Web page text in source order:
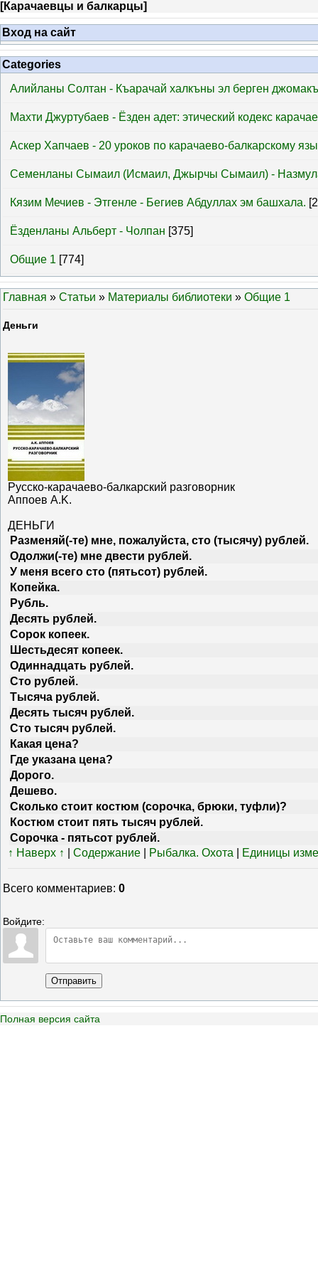
[Карачаевцы и балкарцы]
Вход на сайт
Categories
Алийланы Солтан - Къарачай халкъны эл берген
Махти Джуртубаев - Ёзден адет: этический кодекс
Аскер Хапчаев - 20 уроков по карачаево-балкарскому
Семенланы Сымаил (Исмаил, Джырчы Сымаил) -
Кязим Мечиев - Этгенле - Бегиев Абдуллах эм башхала.
Ёзденланы Альберт - Чолпан [375]
Общие 1 [774]
Главная » Статьи » Материалы библиотеки » Общие 1
Деньги
Русско-карачаево-балкарский разговорник
Аппоев A.K.
ДЕНЬГИ
Разменяй(-те) мне, пожалуйста, сто (тысячу) рублей.
Одолжи(-те) мне двести рублей.
У меня всего сто (пятьсот) рублей.
Копейка.
Рубль.
Десять рублей.
Сорок копеек.
Шестьдесят копеек.
Одиннадцать рублей.
Сто рублей.
Тысяча рублей.
Десять тысяч рублей.
Сто тысяч рублей.
Какая цена?
Где указана цена?
Дорого.
Дешево.
Сколько стоит костюм (сорочка, брюки, туфли)?
Костюм стоит пять тысяч рублей.
Сорочка - пятьсот рублей.
↑ Наверх ↑
Содержание Рыбалка. Охота Единицы
Всего комментариев: 0
Войдите:
Отправить
Полная версия сайта